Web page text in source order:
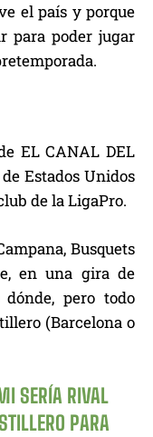
el país y porque
para poder jugar
EL CANAL DEL
Estados Unidos
de la LigaPro.
Busquets
en una gira de
dónde, pero todo
(Barcelona o
SERÍA RIVAL
PARA